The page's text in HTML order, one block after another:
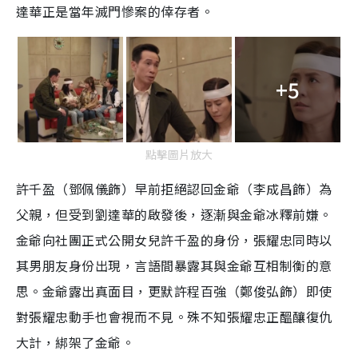
達華正是當年滅門慘案的倖存者。
+5
點擊圖片放大
許千盈（鄧佩儀飾）早前拒絕認回金爺（李成昌飾）為
父親，但受到劉達華的啟發後，逐漸與金爺冰釋前嫌。
金爺向社團正式公開女兒許千盈的身份，張耀忠同時以
其男朋友身份出現，言語間暴露其與金爺互相制衡的意
思。金爺露出真面目，更默許程百強（鄭俊弘飾）即使
對張耀忠動手也會視而不見。殊不知張耀忠正醞釀復仇
大計，綁架了金爺。